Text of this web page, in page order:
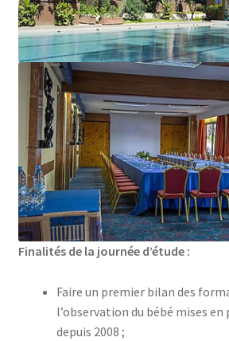
Finalités de la journée d’étude :
Faire un premier bilan des
l’observation du bébé mises en
depuis 2008 ;